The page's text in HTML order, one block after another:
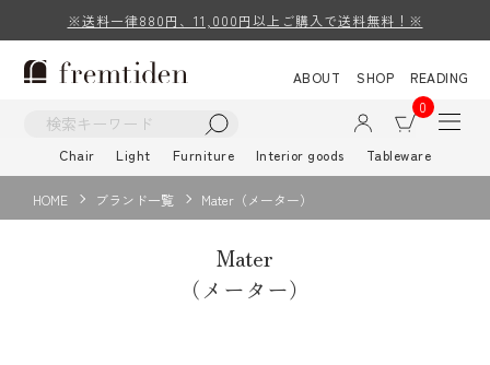
※送料一律880円、11,000円以上ご購入で送料無料！※
ABOUT SHOP
READING
0
Chair Light Furniture Interior goods Tableware
HOME ブランド一覧 Mater（メーター）
Mater
（メーター）